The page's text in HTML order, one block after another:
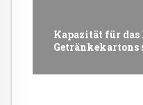
Kapazität für
Getränkekartons